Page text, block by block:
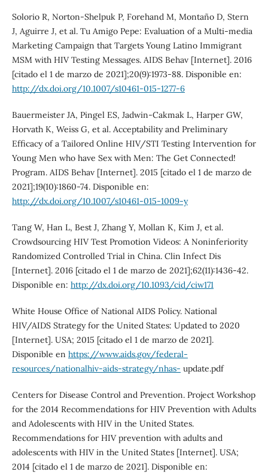
Solorio R, Norton-Shelpuk P, Forehand M, Montaño D, Stern
J, Aguirre J, et al. Tu Amigo Pepe: Evaluation of a Multi-media
Marketing Campaign that Targets Young Latino Immigrant
MSM with HIV Testing Messages. AIDS Behav [Internet]. 2016
[citado el 1 de marzo de 2021];20(9):1973-88. Disponible en:
http://dx.doi.org/10.1007/s10461-015-1277-6
Bauermeister JA, Pingel ES, Jadwin-Cakmak L, Harper GW,
Horvath K, Weiss G, et al. Acceptability and Preliminary
Efficacy of a Tailored Online HIV/STI Testing Intervention for
Young Men who have Sex with Men: The Get Connected!
Program. AIDS Behav [Internet]. 2015 [citado el 1 de marzo de
2021];19(10):1860-74. Disponible en:
http://dx.doi.org/10.1007/s10461-015-1009-y
Tang W, Han L, Best J, Zhang Y, Mollan K, Kim J, et al.
Crowdsourcing HIV Test Promotion Videos: A Noninferiority
Randomized Controlled Trial in China. Clin Infect Dis
[Internet]. 2016 [citado el 1 de marzo de 2021];62(11):1436-42.
Disponible en: http://dx.doi.org/10.1093/cid/ciw171
White House Office of National AIDS Policy. National
HIV/AIDS Strategy for the United States: Updated to 2020
[Internet]. USA; 2015 [citado el 1 de marzo de 2021].
Disponible en https://www.aids.gov/federal-
resources/nationalhiv-aids-strategy/nhas- update.pdf
Centers for Disease Control and Prevention. Project Workshop
for the 2014 Recommendations for HIV Prevention with Adults
and Adolescents with HIV in the United States.
Recommendations for HIV prevention with adults and
adolescents with HIV in the United States [Internet]. USA;
2014 [citado el 1 de marzo de 2021]. Disponible en: